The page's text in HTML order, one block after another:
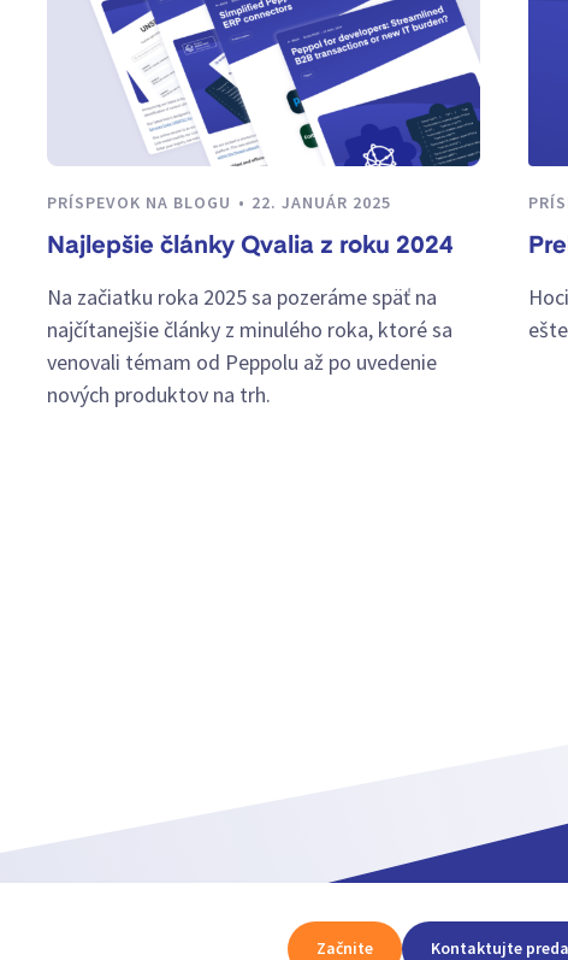
PRÍSPEVOK NA BLOGU 22. JANUÁR 2025
Najlepšie články Qvalia z roku 2024
Na začiatku roka 2025 sa pozeráme späť na
najčítanejšie články z minulého roka, ktoré sa
venovali témam od Peppolu až po uvedenie
nových produktov na trh.
Začnite Kontaktujte